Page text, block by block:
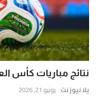
نتائج مباريات كأس العالم 2026 وجدول
يلا نيوز نت يونيو 21, 2026